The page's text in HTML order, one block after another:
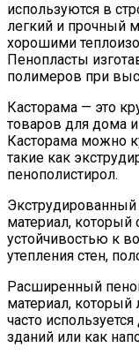
используются в
легкий и прочный
хорошими
Пенопласты
полимеров при
Касторама — это
товаров для дома и
Касторама можно
такие как
пенополистирол.
Экструдированный
материал,
устойчивостью к
утепления стен,
Расширенный
материал, который
часто
зданий или как